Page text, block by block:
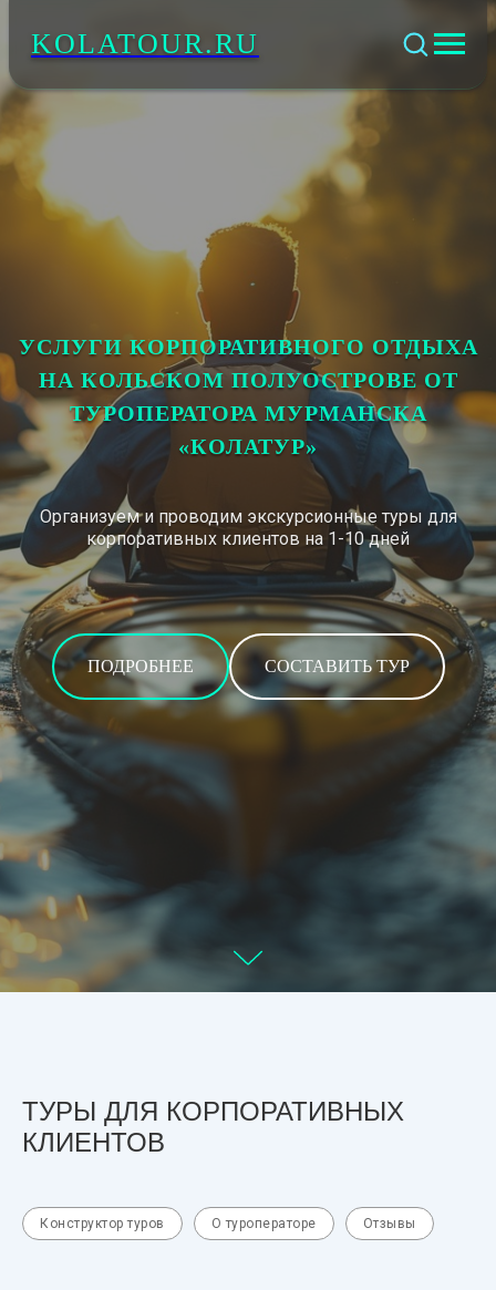
KOLATOUR.RU
УСЛУГИ КОРПОРАТИВНОГО ОТДЫХА
НА КОЛЬСКОМ ПОЛУОСТРОВЕ ОТ
ТУРОПЕРАТОРА МУРМАНСКА
«КОЛАТУР»
Организуем и проводим экскурсионные туры для
корпоративных клиентов на 1-10 дней
ПОДРОБНЕЕ СОСТАВИТЬ ТУР
ТУРЫ ДЛЯ КОРПОРАТИВНЫХ
КЛИЕНТОВ
Конструктор туров О туроператоре Отзывы